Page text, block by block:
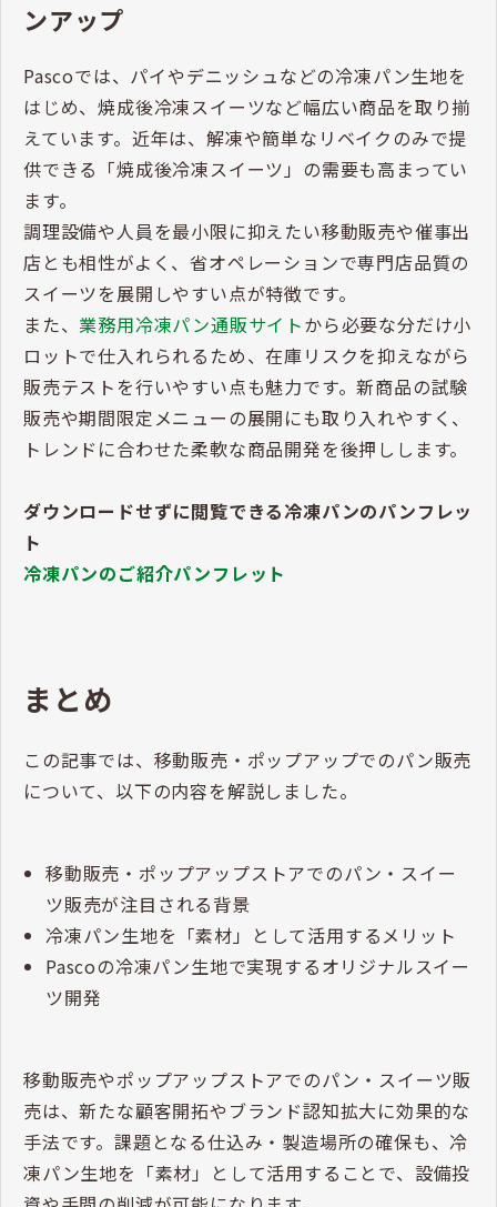
ンアップ
Pascoでは、パイやデニッシュなどの冷凍パン生地を
はじめ、焼成後冷凍スイーツなど幅広い商品を取り揃
えています。近年は、解凍や簡単なリベイクのみで提
供できる「焼成後冷凍スイーツ」の需要も高まってい
ます。
調理設備や人員を最小限に抑えたい移動販売や催事出
店とも相性がよく、省オペレーションで専門店品質の
スイーツを展開しやすい点が特徴です。
また、業務用冷凍パン通販サイトから必要な分だけ小
ロットで仕入れられるため、在庫リスクを抑えながら
販売テストを行いやすい点も魅力です。新商品の試験
販売や期間限定メニューの展開にも取り入れやすく、
トレンドに合わせた柔軟な商品開発を後押しします。
ダウンロードせずに閲覧できる冷凍パンのパンフレッ
ト
冷凍パンのご紹介パンフレット
まとめ
この記事では、移動販売・ポップアップでのパン販売
について、以下の内容を解説しました。
移動販売・ポップアップストアでのパン・スイー
ツ販売が注目される背景
冷凍パン生地を「素材」として活用するメリット
Pascoの冷凍パン生地で実現するオリジナルスイー
ツ開発
移動販売やポップアップストアでのパン・スイーツ販
売は、新たな顧客開拓やブランド認知拡大に効果的な
手法です。課題となる仕込み・製造場所の確保も、冷
凍パン生地を「素材」として活用することで、設備投